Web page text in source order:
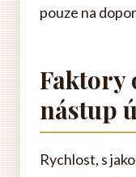
pouze na
Faktory
nástup
Rychlost, s